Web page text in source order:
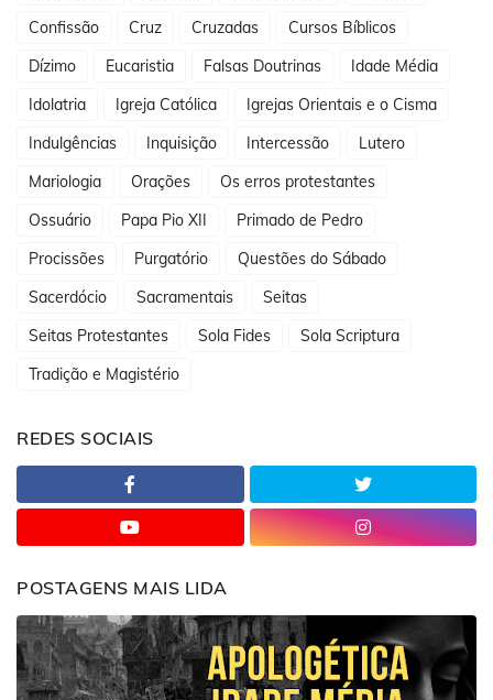
Confissão
Cruz Cruzadas
Cursos Bíblicos
Dízimo
Eucaristia Falsas Doutrinas
Idade Média
Idolatria
Igreja Católica
Igrejas Orientais e o Cisma
Indulgências
Inquisição Intercessão
Lutero
Mariologia
Orações
Os erros protestantes
Ossuário
Papa Pio XII
Primado de Pedro
Procissões
Purgatório
Questões do Sábado
Sacerdócio
Sacramentais
Seitas
Seitas Protestantes
Sola Fides
Sola Scriptura
Tradição e Magistério
REDES SOCIAIS
POSTAGENS MAIS LIDA